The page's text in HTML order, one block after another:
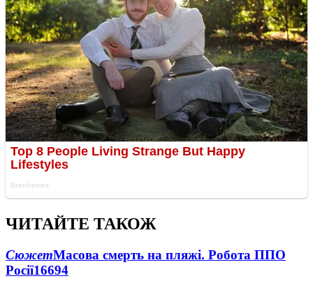
ЧИТАЙТЕ ТАКОЖ
СюжетМасова смерть на пляжі. Робота ППО
Росії16694